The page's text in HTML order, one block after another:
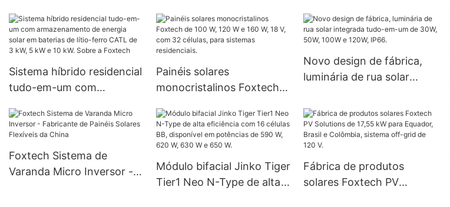
sistemas de energia solar.
Foxtech Solar de 100 kW,
200 kW e 500 kW
preço acessível.
Sistema híbrido residencial
tudo-em-um com
energia solar em baterias
de lítio-ferro CATL de 3
kW, 5 kW e 10 kW. Sobre a
Foxtech
Painéis solares
monocristalinos Foxtech
18 V, com 32 células, para
sistemas residenciais.
Novo design de fábrica,
luminária de rua solar
30W, 50W, 100W e 120W,
IP66.
Foxtech Sistema de
Varanda Micro Inversor -
Módulo bifacial Jinko Tiger
Tier1 Neo N-Type de alta
Fábrica de produtos
solares Foxtech PV